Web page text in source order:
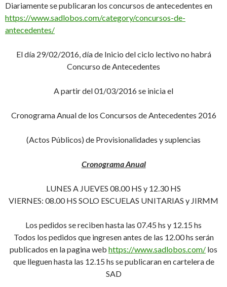
Diariamente se publicaran los concursos de antecedentes en
https://www.sadlobos.com/category/concursos-de-
antecedentes/
El día 29/02/2016, día de Inicio del ciclo lectivo no habrá
Concurso de Antecedentes
A partir del 01/03/2016 se inicia el
Cronograma Anual de los Concursos de Antecedentes 2016
(Actos Públicos) de Provisionalidades y suplencias
Cronograma Anual
LUNES A JUEVES 08.00 HS y 12.30 HS
VIERNES: 08.00 HS SOLO ESCUELAS UNITARIAS y JIRMM
Los pedidos se reciben hasta las 07.45 hs y 12.15 hs
Todos los pedidos que ingresen antes de las 12.00 hs serán
publicados en la pagina web https://www.sadlobos.com/ los
que lleguen hasta las 12.15 hs se publicaran en cartelera de
SAD